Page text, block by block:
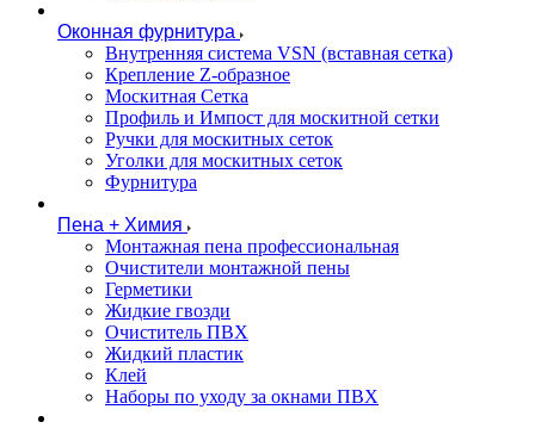
Оконная фурнитура
Внутренняя система VSN (вставная сетка)
Крепление Z-образное
Москитная Сетка
Профиль и Импост для москитной сетки
Ручки для москитных сеток
Уголки для москитных сеток
Фурнитура
Пена + Химия
Монтажная пена профессиональная
Очистители монтажной пены
Герметики
Жидкие гвозди
Очиститель ПВХ
Жидкий пластик
Клей
Наборы по уходу за окнами ПВХ